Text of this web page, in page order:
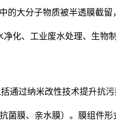
大分子物质被半透膜截
化、 工业废水处理、 生物
通过纳米改性技术提升抗
菌膜、 亲水膜）。膜组件形